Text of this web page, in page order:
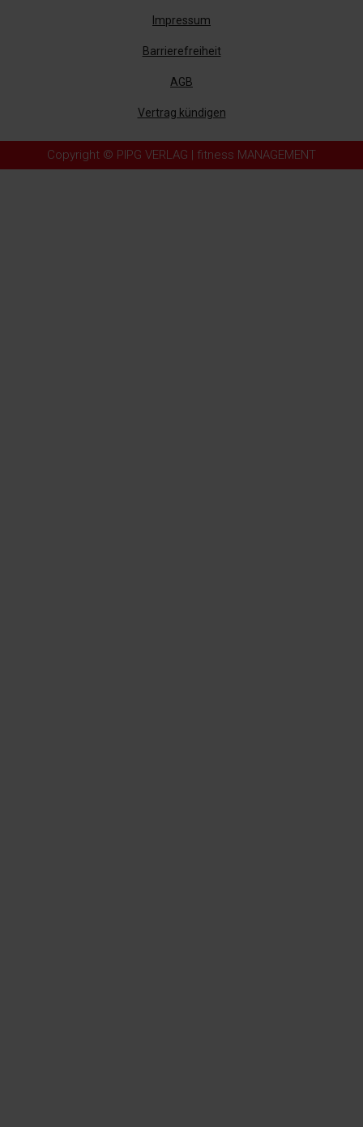
Impressum
Barrierefreiheit
AGB
Vertrag kündigen
Copyright © PIPG VERLAG | fitness MANAGEMENT